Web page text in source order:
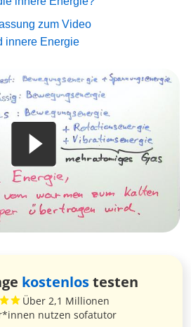
zum Video
innere Energie
kostenlostesten
Über 2,1 Millionen
nutzen sofatutor